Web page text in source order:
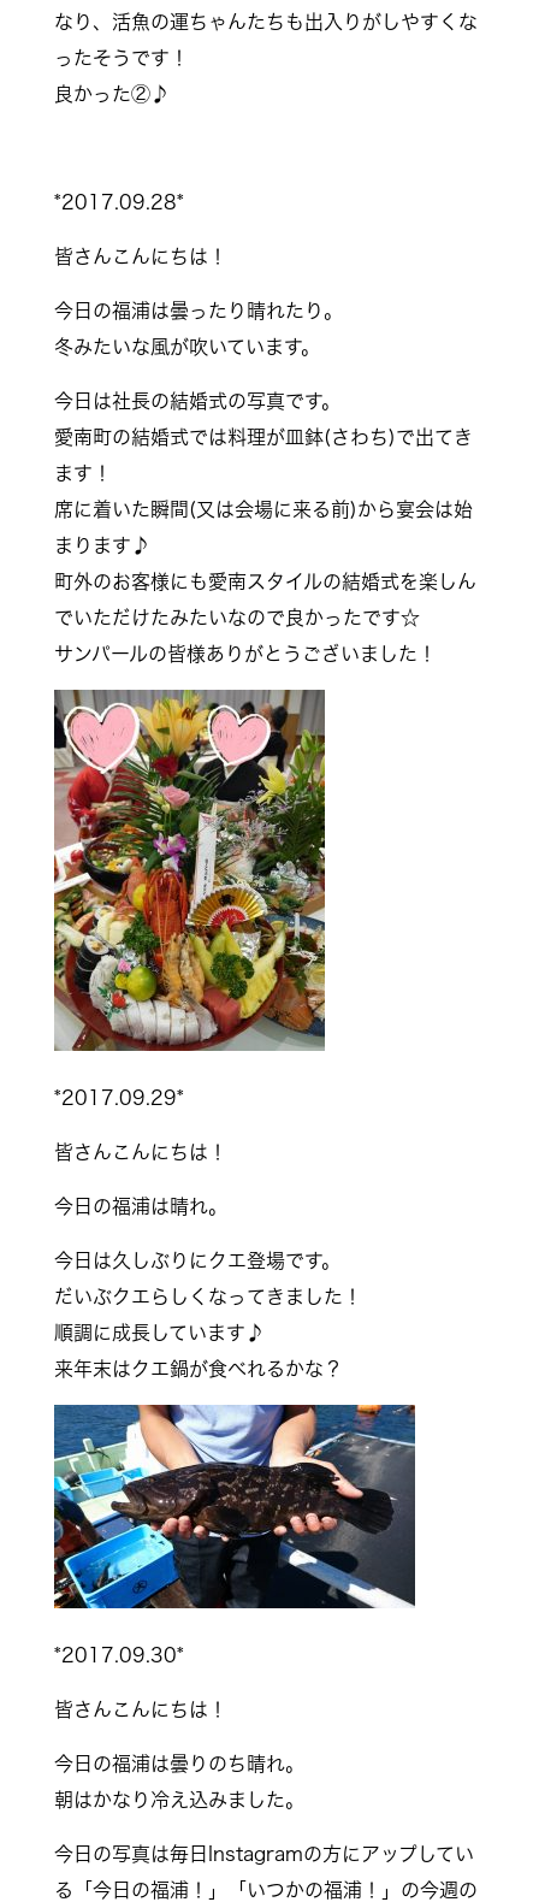
なり、活魚の運ちゃんたちも出入りがしやすくな
ったそうです！
良かった②♪
*2017.09.28*
皆さんこんにちは！
今日の福浦は曇ったり晴れたり。
冬みたいな風が吹いています。
今日は社長の結婚式の写真です。
愛南町の結婚式では料理が皿鉢(さわち)で出てき
ます！
席に着いた瞬間(又は会場に来る前)から宴会は始
まります♪
町外のお客様にも愛南スタイルの結婚式を楽しん
でいただけたみたいなので良かったです☆
サンパールの皆様ありがとうございました！
*2017.09.29*
皆さんこんにちは！
今日の福浦は晴れ。
今日は久しぶりにクエ登場です。
だいぶクエらしくなってきました！
順調に成長しています♪
来年末はクエ鍋が食べれるかな？
*2017.09.30*
皆さんこんにちは！
今日の福浦は曇りのち晴れ。
朝はかなり冷え込みました。
今日の写真は毎日Instagramの方にアップしてい
る「今日の福浦！」「いつかの福浦！」の今週の